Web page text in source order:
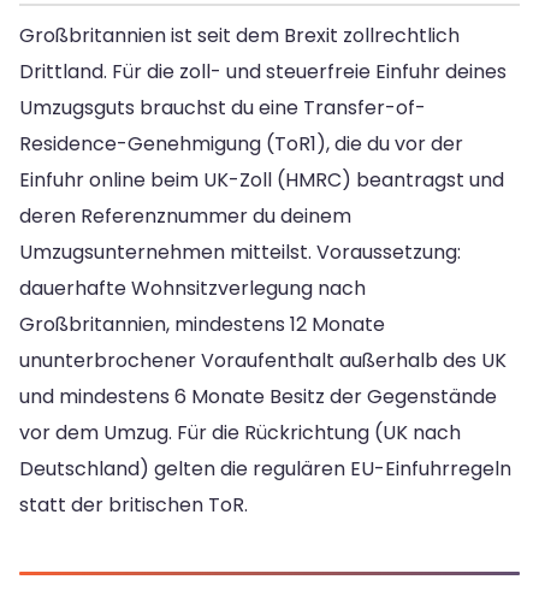
Großbritannien ist seit dem Brexit zollrechtlich
Drittland. Für die zoll- und steuerfreie Einfuhr deines
Umzugsguts brauchst du eine Transfer-of-
Residence-Genehmigung (ToR1), die du vor der
Einfuhr online beim UK-Zoll (HMRC) beantragst und
deren Referenznummer du deinem
Umzugsunternehmen mitteilst. Voraussetzung:
dauerhafte Wohnsitzverlegung nach
Großbritannien, mindestens 12 Monate
ununterbrochener Voraufenthalt außerhalb des UK
und mindestens 6 Monate Besitz der Gegenstände
vor dem Umzug. Für die Rückrichtung (UK nach
Deutschland) gelten die regulären EU-Einfuhrregeln
statt der britischen ToR.